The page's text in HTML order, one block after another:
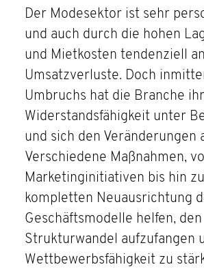
Der Modesektor ist sehr
und auch durch die hohen
und Mietkosten tendenziell
Umsatzverluste. Doch
Umbruchs hat die Branche
Widerstandsfähigkeit unter
und sich den Veränderungen
Verschiedene Maßnahmen,
Marketinginitiativen bis hin
kompletten Neuausrichtung
Geschäftsmodelle helfen, den
Strukturwandel aufzufangen
Wettbewerbsfähigkeit zu